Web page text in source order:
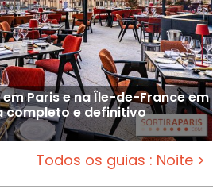
Paris e na Île-de-France em
completo e definitivo
Todos os guias : Noite >